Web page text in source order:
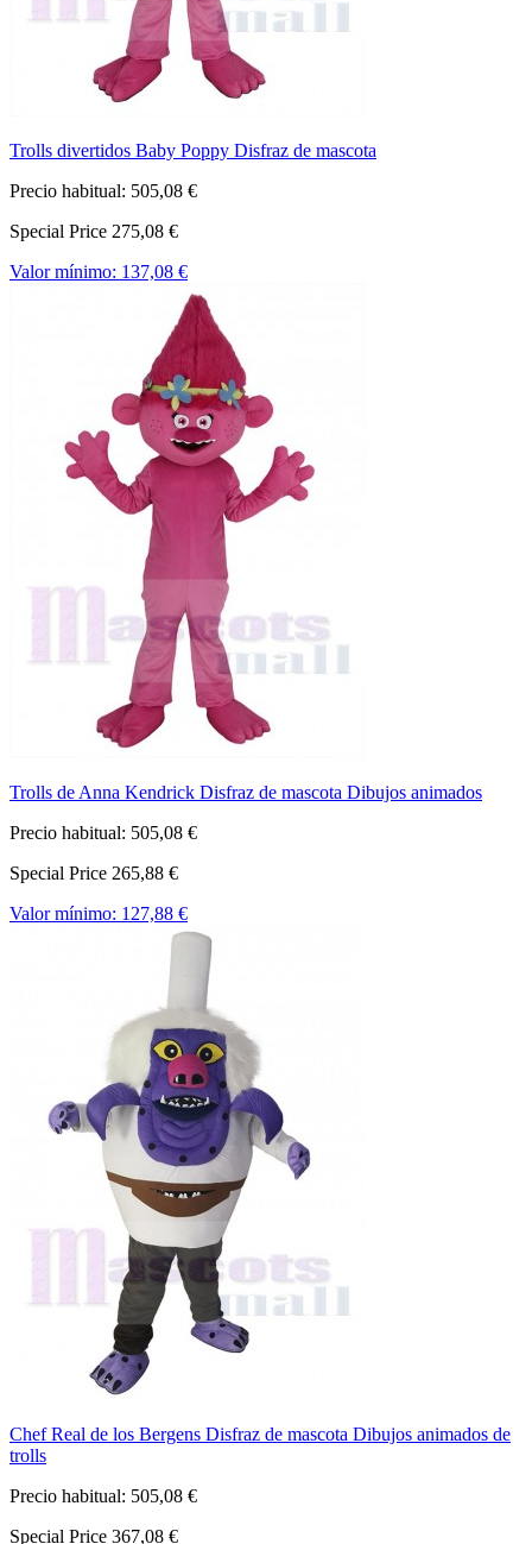
Trolls divertidos Baby Poppy Disfraz de mascota
Precio habitual: 505,08 €
Special Price 275,08 €
Valor mínimo: 137,08 €
Trolls de Anna Kendrick Disfraz de mascota Dibujos animados
Precio habitual: 505,08 €
Special Price 265,88 €
Valor mínimo: 127,88 €
Chef Real de los Bergens Disfraz de mascota Dibujos animados de
trolls
Precio habitual: 505,08 €
Special Price 367,08 €